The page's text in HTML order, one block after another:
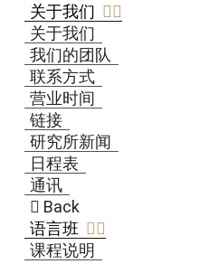
关于我们
关于我们
我们的团队
联系方式
营业时间
链接
研究所新闻
日程表
通讯
Back
语言班
课程说明